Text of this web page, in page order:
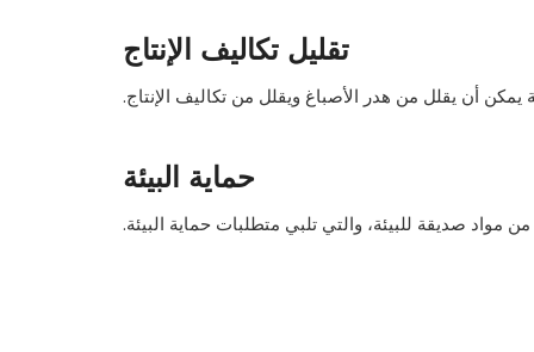
تقليل تكاليف الإنتاج
يمكن أن يقلل من هدر الأصباغ ويقلل من تكاليف الإنتاج.
حماية البيئة
مواد صديقة للبيئة، والتي تلبي متطلبات حماية البيئة.